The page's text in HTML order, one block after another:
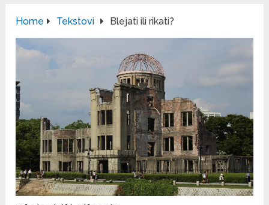
Home Tekstovi Blejati ili rikati?